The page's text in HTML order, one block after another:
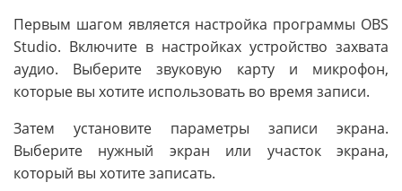
Первым шагом является настройка программы OBS
Studio. Включите в настройках устройство захвата
аудио. Выберите звуковую карту и микрофон,
которые вы хотите использовать во время записи.
Затем установите параметры записи экрана.
Выберите нужный экран или участок экрана,
который вы хотите записать.